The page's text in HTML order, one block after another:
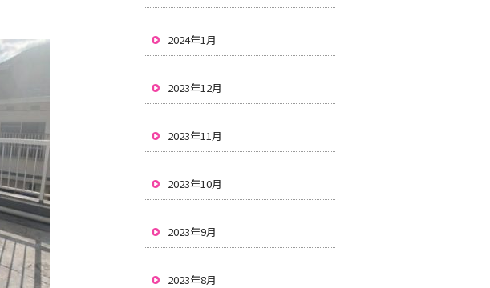
2024年1月
2023年12月
2023年11月
2023年10月
2023年9月
2023年8月